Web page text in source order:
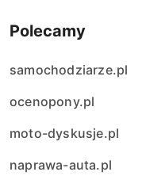
Polecamy
samochodziarze.pl
ocenopony.pl
moto-dyskusje.pl
naprawa-auta.pl